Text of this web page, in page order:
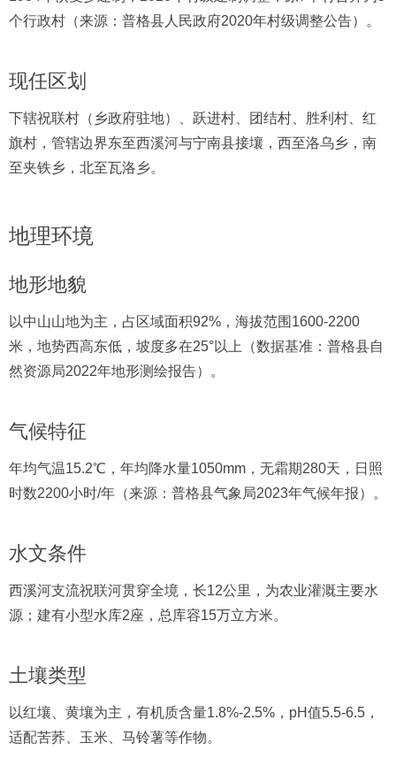
个行政村（来源：普格县人民政府2020年村级调整公告）。
现任区划
下辖祝联村（乡政府驻地）、跃进村、团结村、胜利村、红
旗村，管辖边界东至西溪河与宁南县接壤，西至洛乌乡，南
至夹铁乡，北至瓦洛乡。
地理环境
地形地貌
以中山山地为主，占区域面积92%，海拔范围1600-2200
米，地势西高东低，坡度多在25°以上（数据基准：普格县自
然资源局2022年地形测绘报告）。
气候特征
年均气温15.2℃，年均降水量1050mm，无霜期280天，日照
时数2200小时/年（来源：普格县气象局2023年气候年报）。
水文条件
西溪河支流祝联河贯穿全境，长12公里，为农业灌溉主要水
源；建有小型水库2座，总库容15万立方米。
土壤类型
以红壤、黄壤为主，有机质含量1.8%-2.5%，pH值5.5-6.5，
适配苦荞、玉米、马铃薯等作物。